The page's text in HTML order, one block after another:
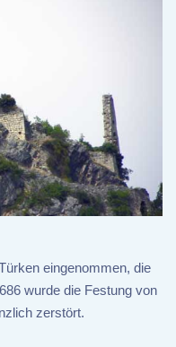
eingenommen, die
wurde die Festung von
zerstört.